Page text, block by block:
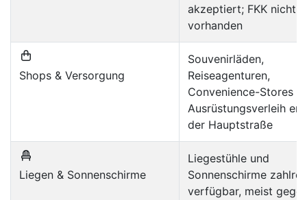
akzeptiert; FKK nicht
vorhanden
Shops & Versorgung
Souvenirläden,
Reiseagenturen,
Convenience-Stores
Ausrüstungsverleih
der Hauptstraße
Liegen & Sonnenschirme
Liegestühle und
Sonnenschirme
verfügbar, meist